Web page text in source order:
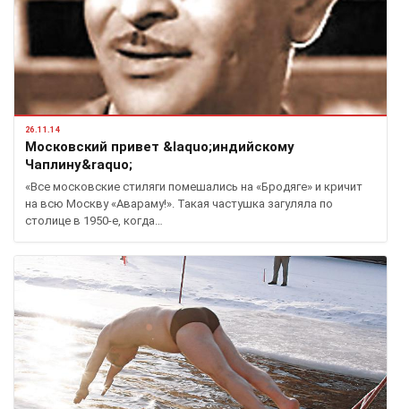
26.11.14
Московский привет &laquo;индийскому
Чаплину&raquo;
«Все московские стиляги помешались на «Бродяге» и кричит
на всю Москву «Авараму!». Такая частушка загуляла по
столице в 1950-е, когда…